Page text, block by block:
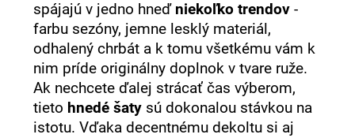
spájajú v jedno hneďniekoľko trendov -
farbu sezóny, jemne lesklý materiál,
odhalený chrbát a k tomu všetkému vám k
nim príde originálny doplnok v tvare ruže.
Ak nechcete ďalej strácať čas výberom,
tieto hnedé šaty sú dokonalou stávkou na
istotu. Vďaka decentnému dekoltu si aj